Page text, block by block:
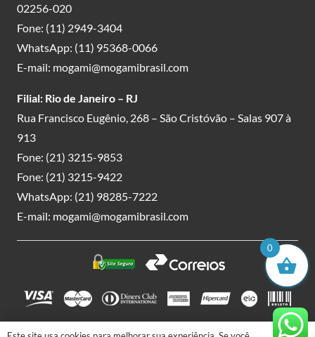
02256-020
Fone: (11) 2949-3404
WhatsApp: (11) 95368-0066
E-mail: mogami@mogamibrasil.com
Filial: Rio de Janeiro – RJ
Rua Francisco Eugênio, 268 – São Cristóvão – Salas 907 à
913
Fone: (21) 3215-9853
Fone: (21) 3215-9422
WhatsApp: (21) 98285-7222
E-mail: mogami@mogamibrasil.com
0